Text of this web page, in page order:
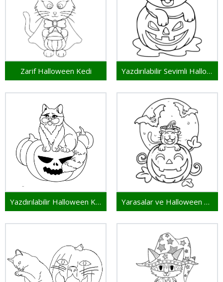
Zarif Halloween Kedi Yazdırılabilir Sevimli Halloween Kedi
Yazdırılabilir Halloween Kedi Yarasalar ve Halloween Kedi